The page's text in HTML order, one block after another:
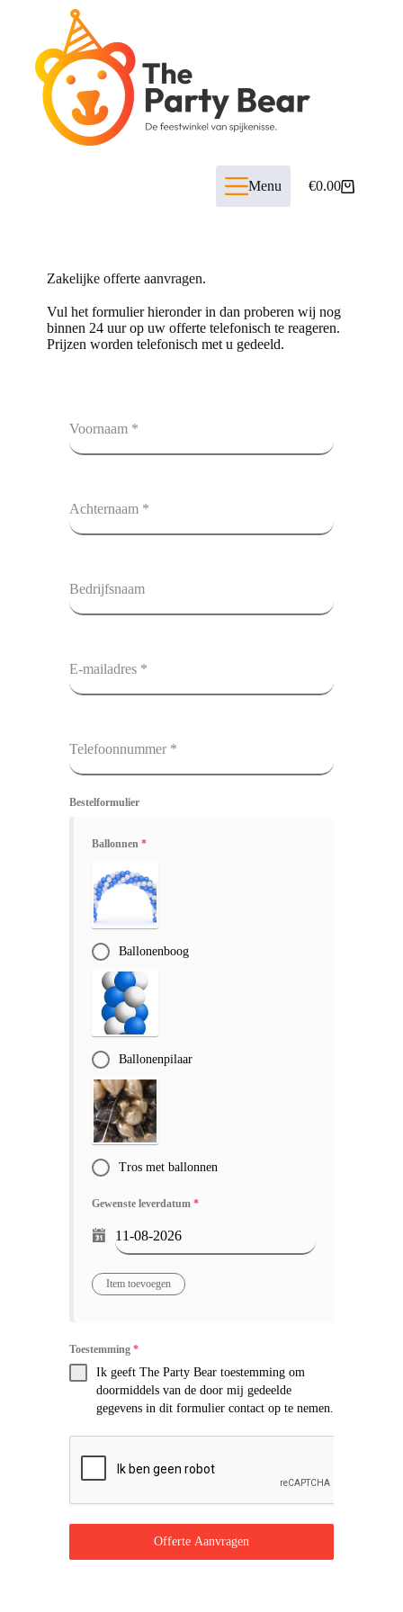
Menu €0.00
Zakelijke offerte aanvragen.
Vul het formulier hieronder in dan proberen wij nog
binnen 24 uur op uw offerte telefonisch te reageren.
Prijzen worden telefonisch met u gedeeld.
Voornaam *
Achternaam *
Bedrijfsnaam
E-mailadres *
Telefoonnummer *
Bestelformulier
Ballonnen *
Ballonenboog
Ballonenpilaar
Tros met ballonnen
Gewenste leverdatum *
Toestemming *
Ik geeft The Party Bear toestemming om
doormiddels van de door mij gedeelde
gegevens in dit formulier contact op te nemen.
Offerte Aanvragen